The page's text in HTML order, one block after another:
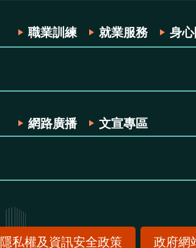
職業訓練 就業服務 身
網路廣播 文宣專區
隱私權及資訊安全政策 政府網